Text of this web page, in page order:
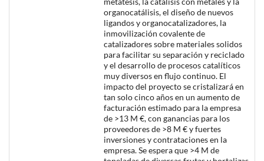
organocatálisis, el diseño de nuevos
ligandos y organocatalizadores, la
inmovilización covalente de
catalizadores sobre materiales solidos
para facilitar su separación y reciclado
y el desarrollo de procesos catalíticos
muy diversos en flujo continuo. El
impacto del proyecto se cristalizará en
tan solo cinco años en un aumento de
facturación estimado para la empresa
de >13 M €, con ganancias para los
proveedores de >8 M € y fuertes
inversiones y contrataciones en la
empresa. Se espera que >4 M de